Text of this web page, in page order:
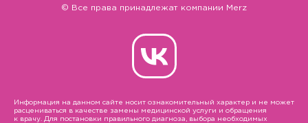
© Все права принадлежат компании Merz
Информация на данном сайте носит ознакомительный характер и не может
расцениваться в качестве замены медицинской услуги и обращения
к врачу. Для постановки правильного диагноза, выбора необходимых